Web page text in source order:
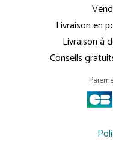
Livraison en
Livraison à
Conseils